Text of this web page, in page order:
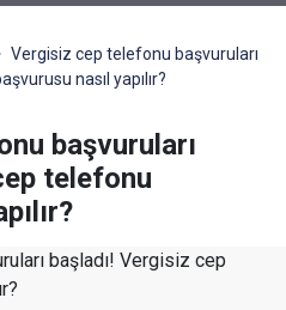
Vergisiz cep telefonu başvuruları
nasıl yapılır?
başvuruları
telefonu